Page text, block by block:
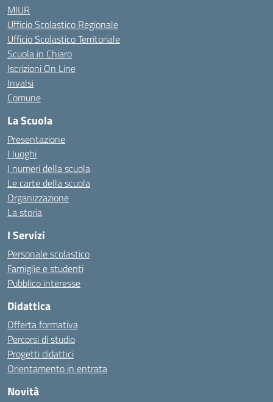
MIUR
Ufficio Scolastico Regionale
Ufficio Scolastico Territoriale
Scuola in Chiaro
Iscrizioni On Line
Invalsi
Comune
La Scuola
Presentazione
I luoghi
I numeri della scuola
Le carte della scuola
Organizzazione
La storia
I Servizi
Personale scolastico
Famiglie e studenti
Pubblico interesse
Didattica
Offerta formativa
Percorsi di studio
Progetti didattici
Orientamento in entrata
Novità